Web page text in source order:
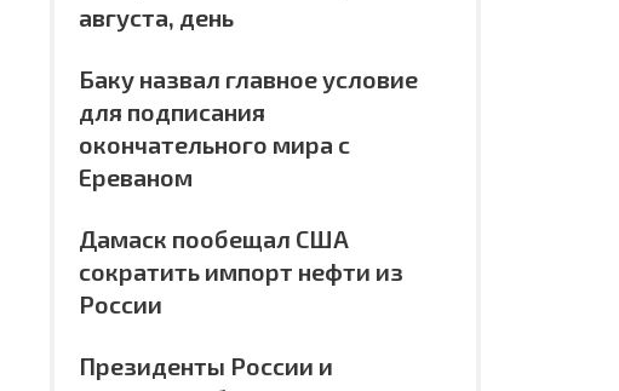
августа, день
Баку назвал главное условие
для подписания
окончательного мира с
Ереваном
Дамаск пообещал США
сократить импорт нефти из
России
Президенты России и